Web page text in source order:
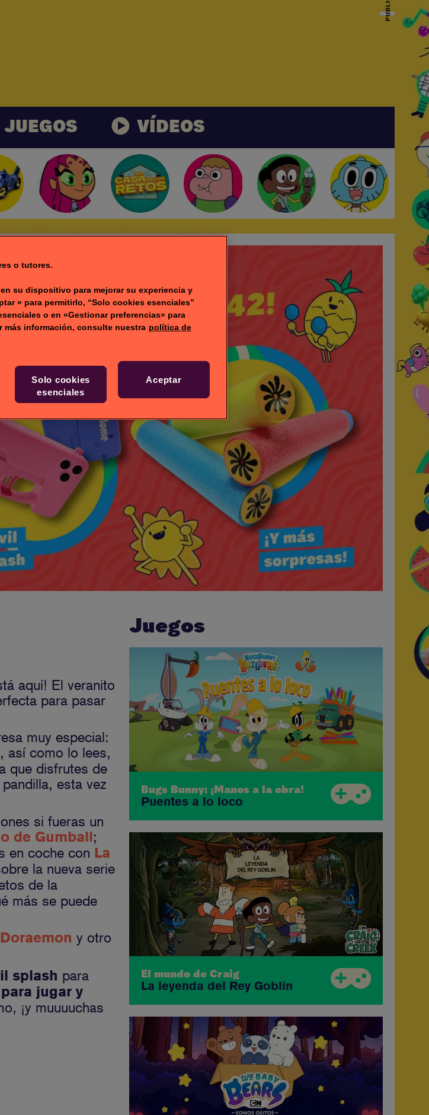
JUEGOS VÍDEOS
aquí! El veranito
para pasar
muy especial:
así como lo lees,
que disfrutes de
esta vez
si fueras un
de Gumball;
en coche con La
la nueva serie
de la
más se puede
Doraemon y otro
splash para
para jugar y
¡y muuuuchas
Juegos
Bugs Bunny: ¡Manos a la obra!
Puentes a lo loco
El mundo de Craig
La leyenda del Rey Goblin
o tutores.
su dispositivo para mejorar su experiencia y
» para permitirlo, “Solo cookies esenciales”
o en «Gestionar preferencias» para
más información, consulte nuestra política de
Solo cookies
esenciales
Aceptar